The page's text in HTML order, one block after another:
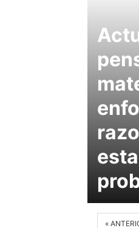
«